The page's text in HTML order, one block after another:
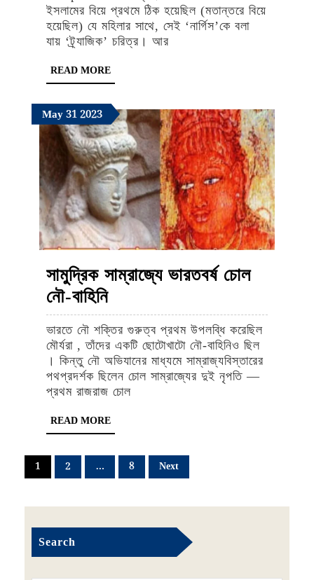
প্রসঙ্গে
ইসলামের বিয়ে প্রথমে ঠিক হয়েছিল (মতান্তরে বিয়ে
হয়েছিল) যে মহিলার সাথে, সেই ‘নার্গিস’কে বলা
যায় ‘ট্র্যাজিক’ চরিত্র। আর
READ MOREREAD
MORE
MayMay
31,
2023
31May
31,
2023
2023May
31,
2023
সামুদ্রিক সাম্রাজ্যে ভারতবর্ষ চোল
নৌ-বাহিনিসামুদ্রিক
সাম্রাজ্যে
ভারতবর্ষ
চোল
নৌ-
ভারতে নৌ শক্তির গুরুত্ব প্রথম উপলব্ধি করেছিল
মৌর্যরা , তাঁদের একটি ছোটোখাটো নৌ-বাহিনিও ছিল
। কিন্তু নৌ অভিযানের মাধ্যমে সাম্রাজ্যবিস্তারের
পথপ্রদর্শক ছিলেন চোল সাম্রাজ্যের দুই নৃপতি —
প্রথম রাজরাজ চোল
READ MOREREAD
MORE
Posts
navigation
1 2 … 8 Next
Search